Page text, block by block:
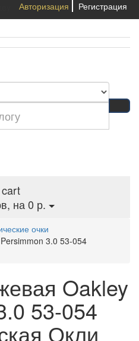
Авторизация Регистрация
на 0 р.
очки
3.0 53-054
Oakley
53-054
Окли